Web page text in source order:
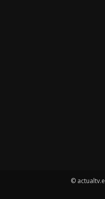
©